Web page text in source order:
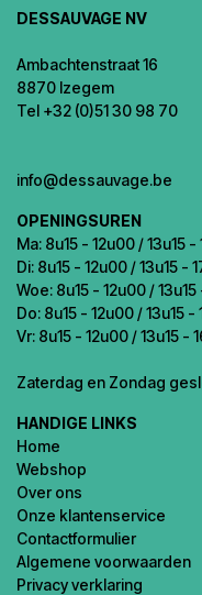
DESSAUVAGE NV
Ambachtenstraat 16
8870 Izegem
Tel +32 (0)51 30 98 70
info@dessauvage.be
OPENINGSUREN
Ma: 8u15 - 12u00 / 13u15 -
Di: 8u15 - 12u00 / 13u15 -
Woe: 8u15 - 12u00 /
Do: 8u15 - 12u00 / 13u15 -
Vr: 8u15 - 12u00 / 13u15 -
Zaterdag en Zondag
HANDIGE LINKS
Home
Webshop
Over ons
Onze klantenservice
Contactformulier
Algemene voorwaarden
Privacy verklaring